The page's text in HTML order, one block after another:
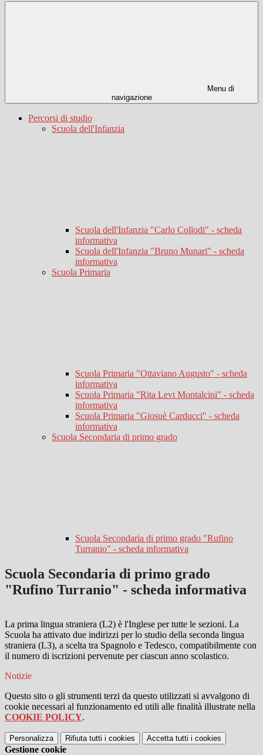
Menu di
navigazione
Percorsi di studio
Scuola dell'Infanzia
Scuola dell'Infanzia "Carlo Collodi" - scheda
informativa
Scuola dell'Infanzia "Bruno Munari" - scheda
informativa
Scuola Primaria
Scuola Primaria "Ottaviano Augusto" - scheda
informativa
Scuola Primaria "Rita Levi Montalcini" - scheda
informativa
Scuola Primaria "Giosuè Carducci" - scheda
informativa
Scuola Secondaria di primo grado
Scuola Secondaria di primo grado "Rufino
Turranio" - scheda informativa
Scuola Secondaria di primo grado
"Rufino Turranio" - scheda informativa
La prima lingua straniera (L2) è l'Inglese per tutte le sezioni. La
Scuola ha attivato due indirizzi per lo studio della seconda lingua
straniera (L3), a scelta tra Spagnolo e Tedesco, compatibilmente con
il numero di iscrizioni pervenute per ciascun anno scolastico.
Notizie
Questo sito o gli strumenti terzi da questo utilizzati si avvalgono di
cookie necessari al funzionamento ed utili alle finalità illustrate nella
COOKIE POLICY.
Personalizza Rifiuta tutti i cookies Accetta tutti i cookies
Gestione cookie